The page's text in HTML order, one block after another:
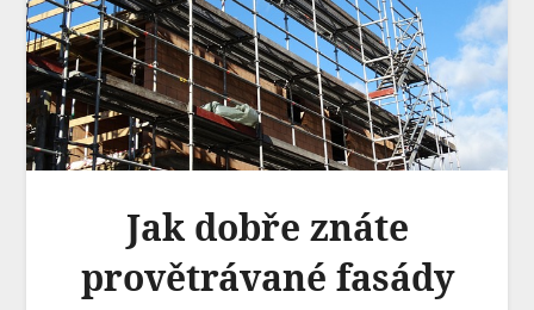
Jak dobře znáte
provětrávané fasády